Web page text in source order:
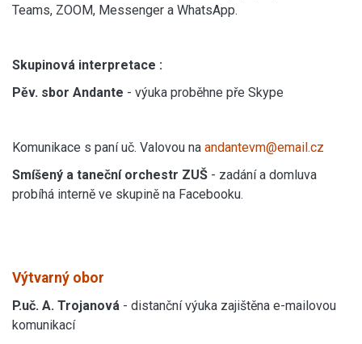
Teams, ZOOM, Messenger a WhatsApp.
Skupinová interpretace :
Pěv. sbor Andante - výuka proběhne pře Skype
Komunikace s paní uč. Valovou na andantevm@email.cz
Smíšený a taneční orchestr ZUŠ - zadání a domluva
probíhá interně ve skupině na Facebooku.
Výtvarný obor
P.uč. A. Trojanová - distanční výuka zajištěna e-mailovou
komunikací